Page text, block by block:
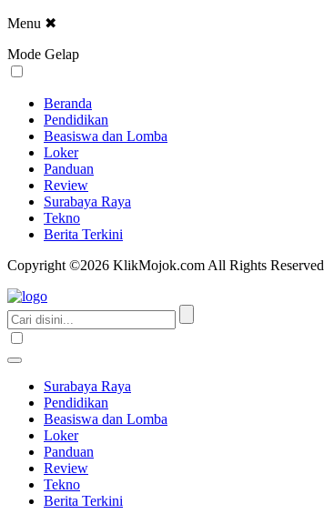
Menu ✖
Mode Gelap
Beranda
Pendidikan
Beasiswa dan Lomba
Loker
Panduan
Review
Surabaya Raya
Tekno
Berita Terkini
Copyright ©2026 KlikMojok.com All Rights Reserved
Surabaya Raya
Pendidikan
Beasiswa dan Lomba
Loker
Panduan
Review
Tekno
Berita Terkini